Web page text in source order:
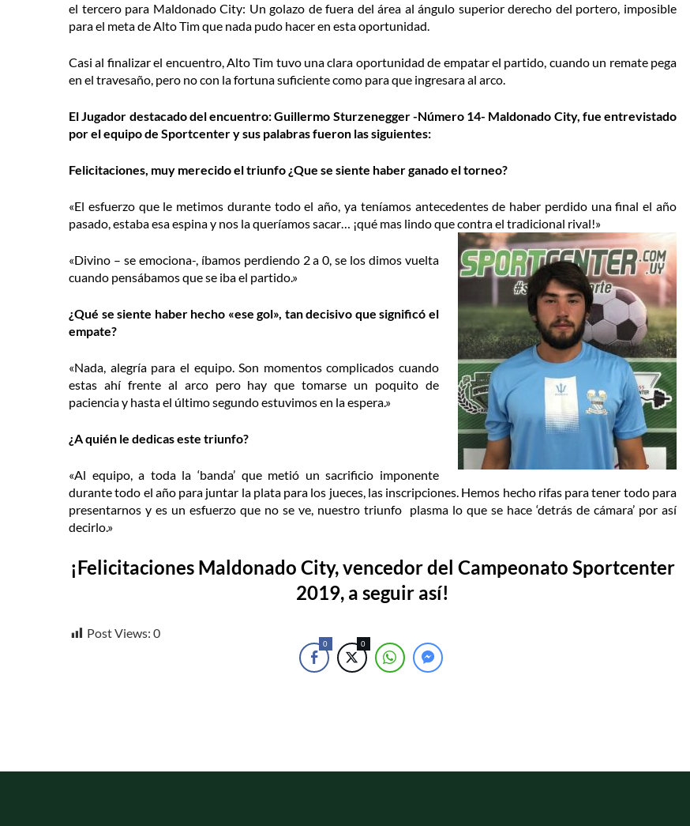
el tercero para Maldonado City: Un golazo de fuera del área al ángulo superior derecho del portero, imposible
para el meta de Alto Tim que nada pudo hacer en esta oportunidad.
Casi al finalizar el encuentro, Alto Tim tuvo una clara oportunidad de empatar el partido, cuando un remate pega
en el travesaño, pero no con la fortuna suficiente como para que ingresara al arco.
El Jugador destacado del encuentro: Guillermo Sturzenegger -Número 14- Maldonado City, fue entrevistado
por el equipo de Sportcenter y sus palabras fueron las siguientes:
Felicitaciones, muy merecido el triunfo ¿Que se siente haber ganado el torneo?
«El esfuerzo que le metimos durante todo el año, ya teníamos antecedentes de haber perdido una final el año
pasado, estaba esa espina y nos la queríamos sacar… ¡qué mas lindo que contra el tradicional rival!»
«Divino – se emociona-, íbamos perdiendo 2 a 0, se los dimos vuelta
cuando pensábamos que se iba el partido.»
¿Qué se siente haber hecho «ese gol», tan decisivo que significó el
empate?
«Nada, alegría para el equipo. Son momentos complicados cuando
estas ahí frente al arco pero hay que tomarse un poquito de
paciencia y hasta el último segundo estuvimos en la espera.»
¿A quién le dedicas este triunfo?
«Al equipo, a toda la ‘banda’ que metió un sacrificio imponente
durante todo el año para juntar la plata para los jueces, las inscripciones. Hemos hecho rifas para tener todo para
presentarnos y es un esfuerzo que no se ve, nuestro triunfo plasma lo que se hace ‘detrás de cámara’ por así
decirlo.»
¡Felicitaciones Maldonado City, vencedor del Campeonato Sportcenter
2019, a seguir así!
Post Views: 0
0 0